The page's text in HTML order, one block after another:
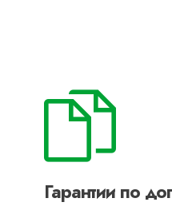
Гарантии по